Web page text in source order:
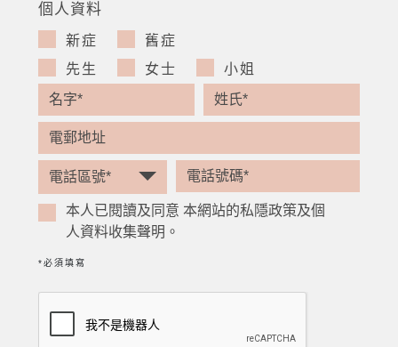
個人資料
新症
舊症
先生
女士 小姐
本人已閱讀及同意 本網站的私隱政策及個
人資料收集聲明。
*必須填寫